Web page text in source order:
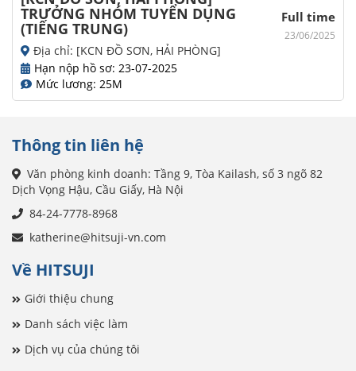
TRƯỞNG NHÓM TUYỂN DỤNG
(TIẾNG TRUNG)
Địa chỉ: [KCN ĐỒ SƠN, HẢI PHÒNG]
Hạn nộp hồ sơ: 23-07-2025
Mức lương: 25M
Full time
23/06/2025
Thông tin liên hệ
Văn phòng kinh doanh: Tầng 9, Tòa Kailash, số 3 ngõ 82
Dịch Vọng Hậu, Cầu Giấy, Hà Nội
84-24-7778-8968
katherine@hitsuji-vn.com
Về HITSUJI
Giới thiệu chung
Danh sách việc làm
Dịch vụ của chúng tôi